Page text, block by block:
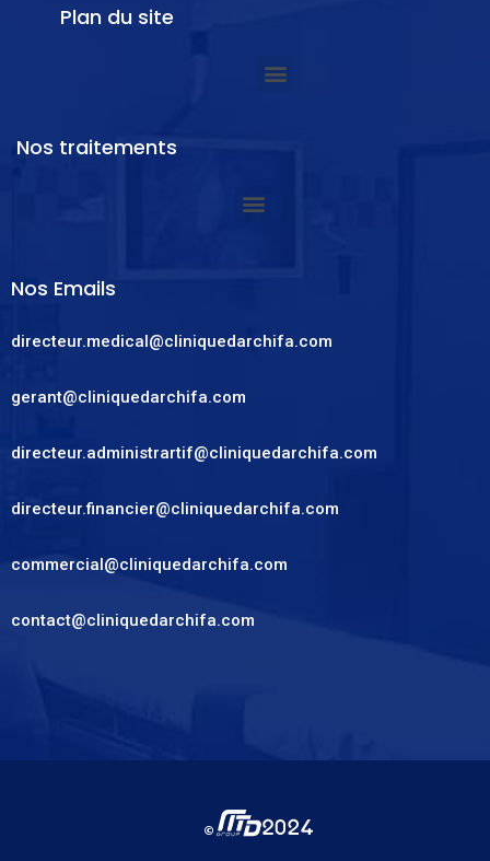
Plan du site
Nos traitements
Nos Emails
directeur.medical@cliniquedarchifa.com
gerant@cliniquedarchifa.com
directeur.administrartif@cliniquedarchifa.com
directeur.financier@cliniquedarchifa.com
commercial@cliniquedarchifa.com
contact@cliniquedarchifa.com